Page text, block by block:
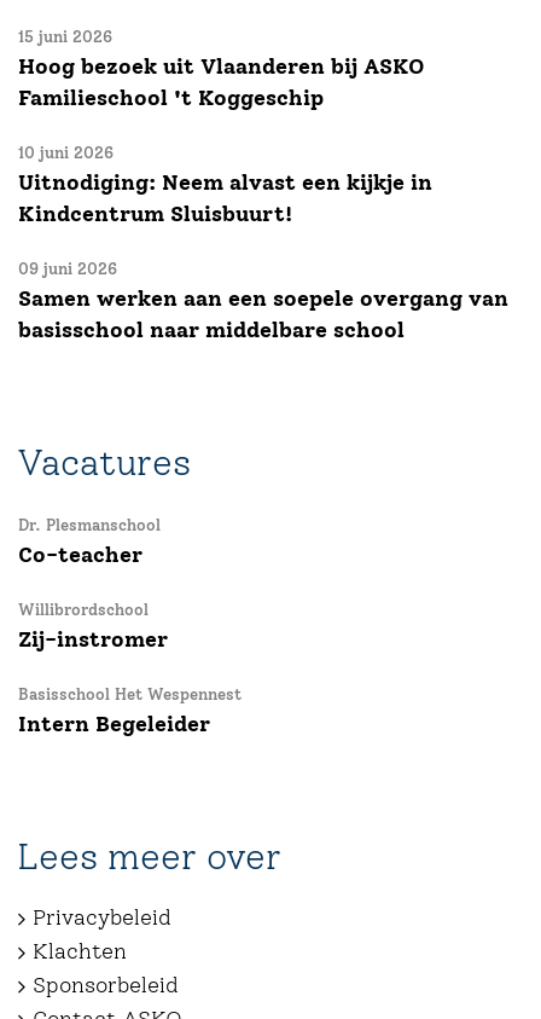
15 juni 2026
Hoog bezoek uit Vlaanderen bij ASKO
Familieschool 't Koggeschip
10 juni 2026
Uitnodiging: Neem alvast een kijkje in
Kindcentrum Sluisbuurt!
09 juni 2026
Samen werken aan een soepele overgang van
basisschool naar middelbare school
Vacatures
Dr. Plesmanschool
Co-teacher
Willibrordschool
Zij-instromer
Basisschool Het Wespennest
Intern Begeleider
Lees meer over
Privacybeleid
Klachten
Sponsorbeleid